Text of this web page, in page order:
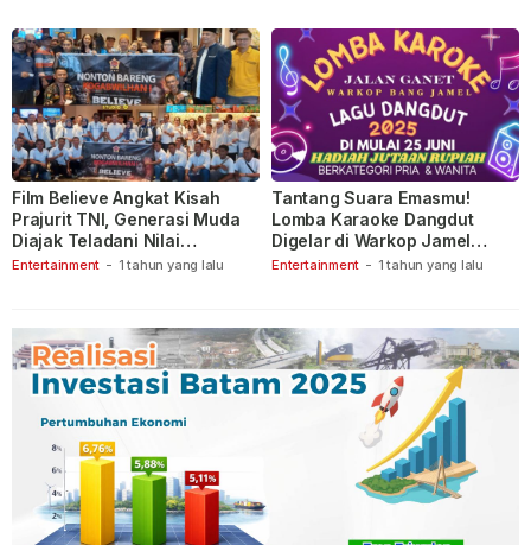
Entertainment - 1 tahun yang lalu
Film Believe Angkat Kisah
Prajurit TNI, Generasi Muda
Diajak Teladani Nilai
Keberanian
Entertainment - 1 tahun yang lalu
Tantang Suara Emasmu!
Lomba Karaoke Dangdut
Digelar di Warkop Jamel
Ganet